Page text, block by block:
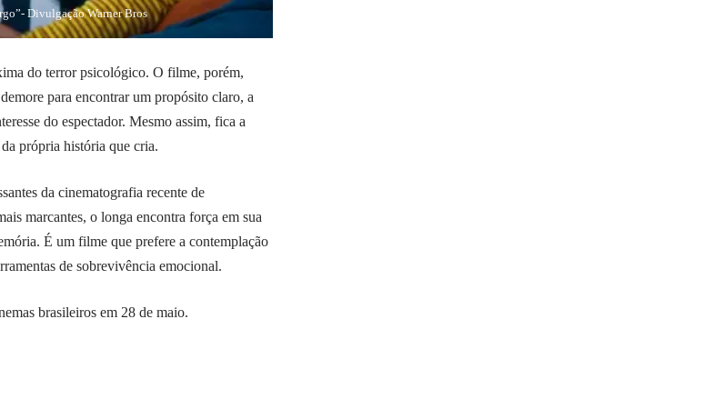
Divulgação Warner Bros
do terror psicológico. O filme, porém,
para encontrar um propósito claro, a
do espectador. Mesmo assim, fica a
própria história que cria.
da cinematografia recente de
marcantes, o longa encontra força em sua
É um filme que prefere a contemplação
de sobrevivência emocional.
brasileiros em 28 de maio.